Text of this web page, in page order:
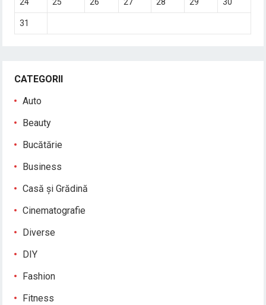
31
CATEGORII
Auto
Beauty
Bucătărie
Business
Casă și Grădină
Cinematografie
Diverse
DIY
Fashion
Fitness